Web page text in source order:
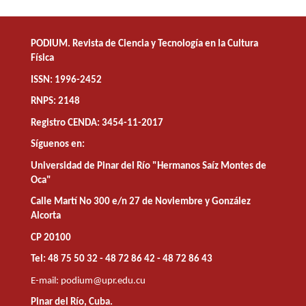
PODIUM. Revista de Ciencia y Tecnología en la Cultura
Física
ISSN: 1996-2452
RNPS: 2148
Registro CENDA: 3454-11-2017
Síguenos en:
Universidad de Pinar del Río "Hermanos Saíz Montes de
Oca"
Calle Martí No 300 e/n 27 de Noviembre y González
Alcorta
CP 20100
Tel: 48 75 50 32 - 48 72 86 42 - 48 72 86 43
E-mail: podium@upr.edu.cu
Pinar del Río, Cuba.